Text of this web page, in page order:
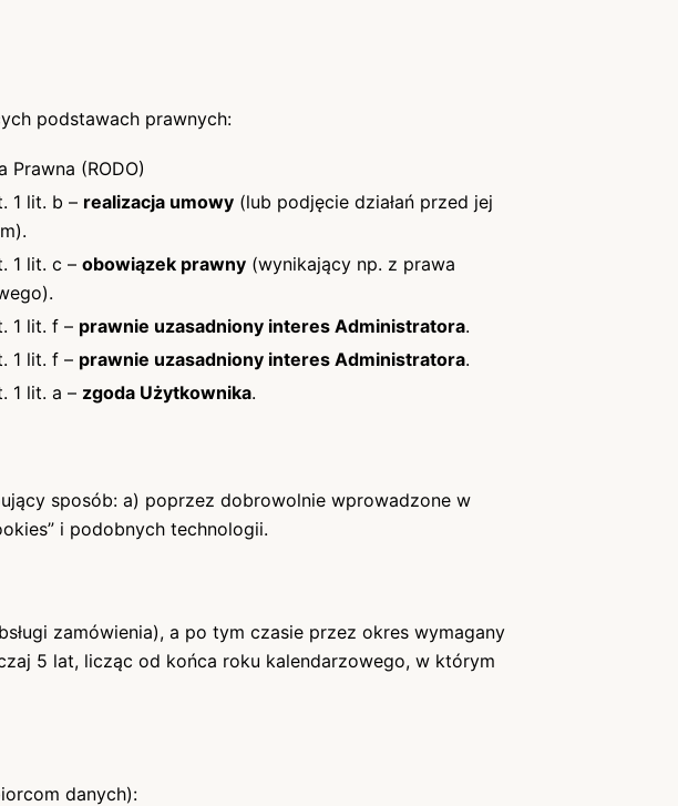
podstawach prawnych:
Prawna (RODO)
1 lit. b – realizacja umowy (lub podjęcie działań przed jej
1 lit. c – obowiązek prawny (wynikający np. z prawa
1 lit. f – prawnie uzasadniony interes Administratora.
1 lit. f – prawnie uzasadniony interes Administratora.
1 lit. a – zgoda Użytkownika.
sposób: a) poprzez dobrowolnie wprowadzone w
i podobnych technologii.
zamówienia), a po tym czasie przez okres wymagany
5 lat, licząc od końca roku kalendarzowego, w którym
danych):